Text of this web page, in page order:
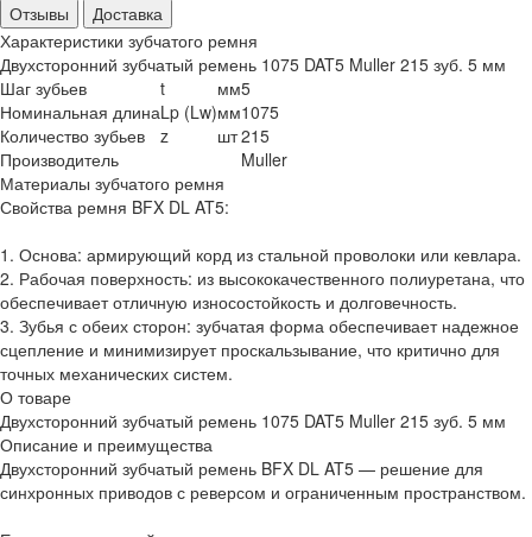
Отзывы
Доставка
Характеристики зубчатого ремня
Двухсторонний зубчатый ремень 1075 DAT5 Muller 215 зуб. 5 мм
Шаг зубьев
t мм5
Номинальная длинаLp (Lw)мм1075
Количество зубьев
z шт215
Производитель
Muller
Материалы зубчатого ремня
Свойства ремня BFX DL AT5:
1. Основа: армирующий корд из стальной проволоки или кевлара.
2. Рабочая поверхность: из высококачественного полиуретана, что
обеспечивает отличную износостойкость и долговечность.
3. Зубья с обеих сторон: зубчатая форма обеспечивает надежное
сцепление и минимизирует проскальзывание, что критично для
точных механических систем.
О товаре
Двухсторонний зубчатый ремень 1075 DAT5 Muller 215 зуб. 5 мм
Описание и преимущества
Двухсторонний зубчатый ремень BFX DL AT5 — решение для
синхронных приводов с реверсом и ограниченным пространством.